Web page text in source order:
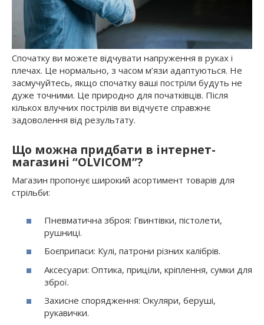
Спочатку ви можете відчувати напруження в руках і
плечах. Це нормально, з часом м’язи адаптуються. Не
засмучуйтесь, якщо спочатку ваші постріли будуть не
дуже точними. Це природно для початківців. Після
кількох влучних пострілів ви відчуєте справжнє
задоволення від результату.
Що можна придбати в інтернет-
магазині “OLVICOM”?
Магазин пропонує широкий асортимент товарів для
стрільби:
Пневматична зброя: Гвинтівки, пістолети,
рушниці.
Боєприпаси: Кулі, патрони різних калібрів.
Аксесуари: Оптика, приціли, кріплення, сумки для
зброї.
Захисне спорядження: Окуляри, беруші,
рукавички.